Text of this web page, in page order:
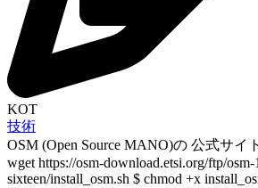
KOT
技術
OSM (Open Source MANO)の 公式サイ
wget https://osm-download.etsi.org/ftp/osm-
sixteen/install_osm.sh $ chmod +x